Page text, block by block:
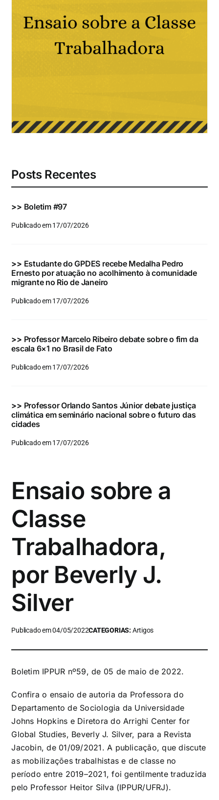
Comunicação
Posts Recentes
>> Boletim #97
Publicado em 17/07/2026
>> Estudante do GPDES recebe Medalha Pedro
Ernesto por atuação no acolhimento à comunidade
migrante no Rio de Janeiro
Publicado em 17/07/2026
>> Professor Marcelo Ribeiro debate sobre o fim da
escala 6×1 no Brasil de Fato
Publicado em 17/07/2026
>> Professor Orlando Santos Júnior debate justiça
climática em seminário nacional sobre o futuro das
cidades
Publicado em 17/07/2026
Ensaio sobre a
Classe
Trabalhadora,
por Beverly J.
Silver
Publicado em 04/05/2022CATEGORIAS:Artigos
Boletim IPPUR nº59, de 05 de maio de 2022.
Confira o ensaio de autoria da Professora do
Departamento de Sociologia da Universidade
Johns Hopkins e Diretora do Arrighi Center for
Global Studies, Beverly J. Silver, para a Revista
Jacobin, de 01/09/2021. A publicação, que discute
as mobilizações trabalhistas e de classe no
período entre 2019–2021, foi gentilmente traduzida
pelo Professor Heitor Silva (IPPUR/UFRJ).